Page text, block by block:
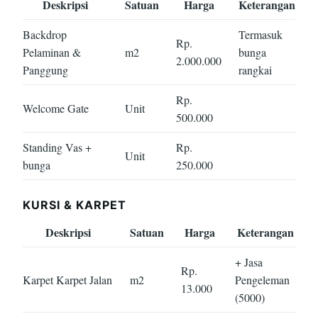
Deskripsi Satuan Harga Keterangan
Backdrop
Pelaminan &
Panggung
m2
Rp.
2.000.000
Termasuk
bunga
rangkai
Welcome Gate Unit
Rp.
500.000
Standing Vas +
bunga
Unit
Rp.
250.000
KURSI & KARPET
Deskripsi Satuan Harga Keterangan
Karpet Karpet Jalan m2
Rp.
13.000
+ Jasa
Pengeleman
(5000)